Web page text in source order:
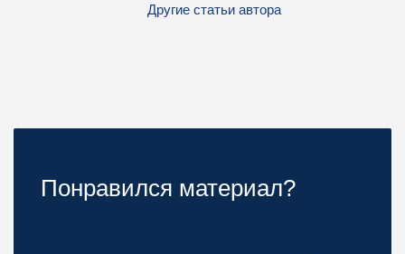
Другие статьи автора
Понравился материал?